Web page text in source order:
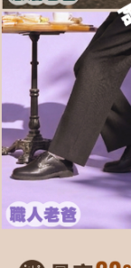
３．未成年的使用者
「AFTEE先享後付」
任。
４．使用「AFTEE先
時審查核予不同之上
請求用戶進行身份認證
５．嚴禁一人註冊多
恩沛科技股份有限公